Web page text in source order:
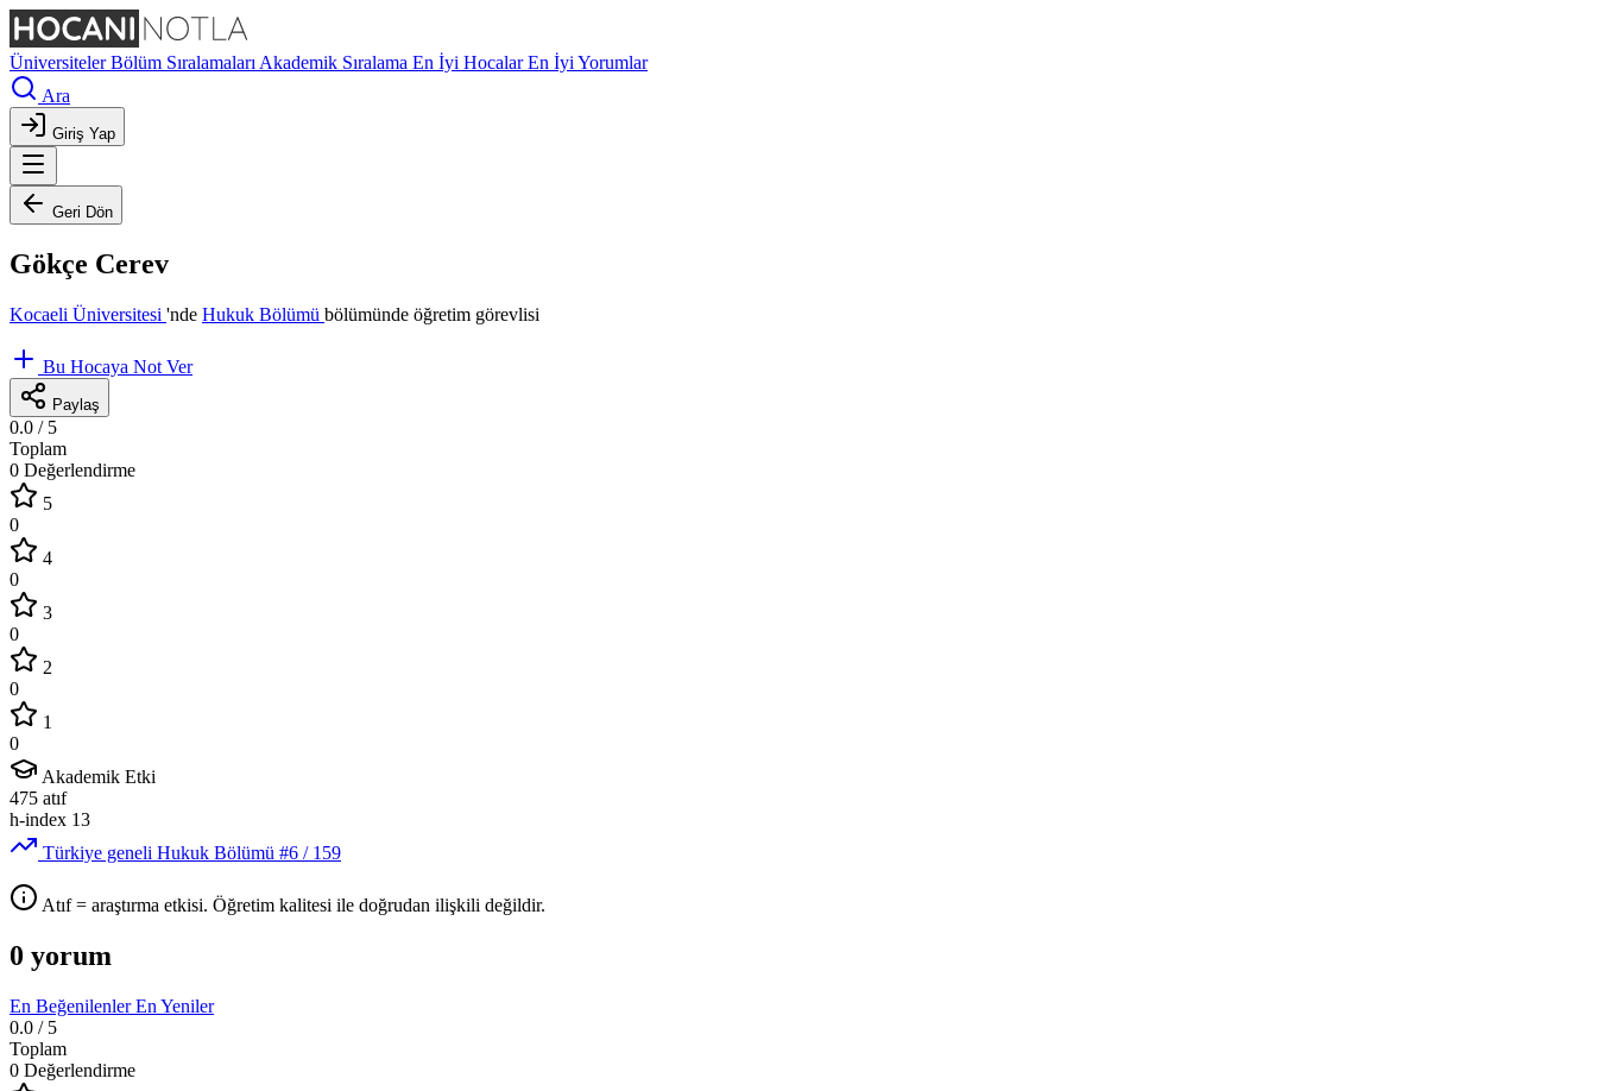
ÜniversitelerBölüm Sıralamaları Akademik Sıralama En İyi HocalarEn İyi Yorumlar
Ara
Giriş Yap
Geri Dön
Gökçe Cerev
Kocaeli Üniversitesi 'nde Hukuk Bölümü bölümünde öğretim görevlisi
Bu Hocaya Not Ver
Paylaş
0.0 / 5
Toplam
0 Değerlendirme
5
0
4
0
3
0
2
0
1
0
Akademik Etki
475 atıf
h-index 13
Türkiye geneli Hukuk Bölümü #6 / 159
Atıf = araştırma etkisi. Öğretim kalitesi ile doğrudan ilişkili değildir.
0 yorum
En BeğenilenlerEn Yeniler
0.0 / 5
Toplam
0 Değerlendirme